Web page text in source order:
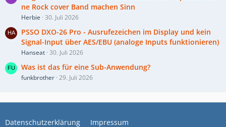
ne Rock cover Band machen Sinn
Herbie 30. Juli 2026
PSSO DXO-26 Pro - Ausrufezeichen im Display und kein
Signal-Input über AES/EBU (analoge Inputs funktionieren)
Hanseat 30. Juli 2026
Was ist das für eine Sub-Anwendung?
funkbrother 29. Juli 2026
Datenschutzerklärung Impressum